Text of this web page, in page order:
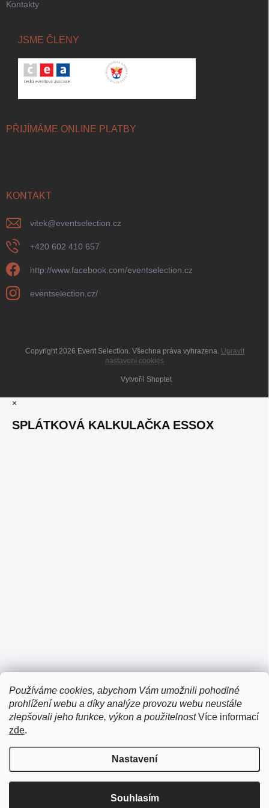
Používáme cookies, abychom Vám umožnili pohodlné
prohlížení webu a díky analýze provozu webu neustále
zlepšovali jeho funkce, výkon a použitelnostVíce informací
zde.
Nastavení
Souhlasím
Vážení zákazníci, ve dnech 7. – 13. 8. jsme na dovolené.
Expedice objednávek bude opět probíhat od pátku 14. 8.
Kontakty
JSME ČLENY
PŘIJÍMÁME ONLINE PLATBY
KONTAKT
vitek@eventselection.cz
+420 602 410 657
http://www.facebook.com/eventselection.cz
eventselection.cz/
Vytvořil Shoptet
Copyright 2026 Event Selection. Všechna práva vyhrazena. Upravit
nastavení cookies
×
SPLÁTKOVÁ KALKULAČKA ESSOX